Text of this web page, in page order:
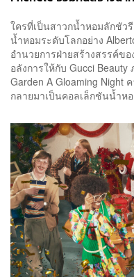
ใครที่เป็นสาวกน้ำหอมลักชัว
น้ำหอมระดับโลกอย่าง
อำนวยการฝ่ายสร้างสรรค์ข
อลังการให้กับ Gucci Beauty
Garden A Gloaming Night
กลายมาเป็นคอลเล็กชันน้ำห